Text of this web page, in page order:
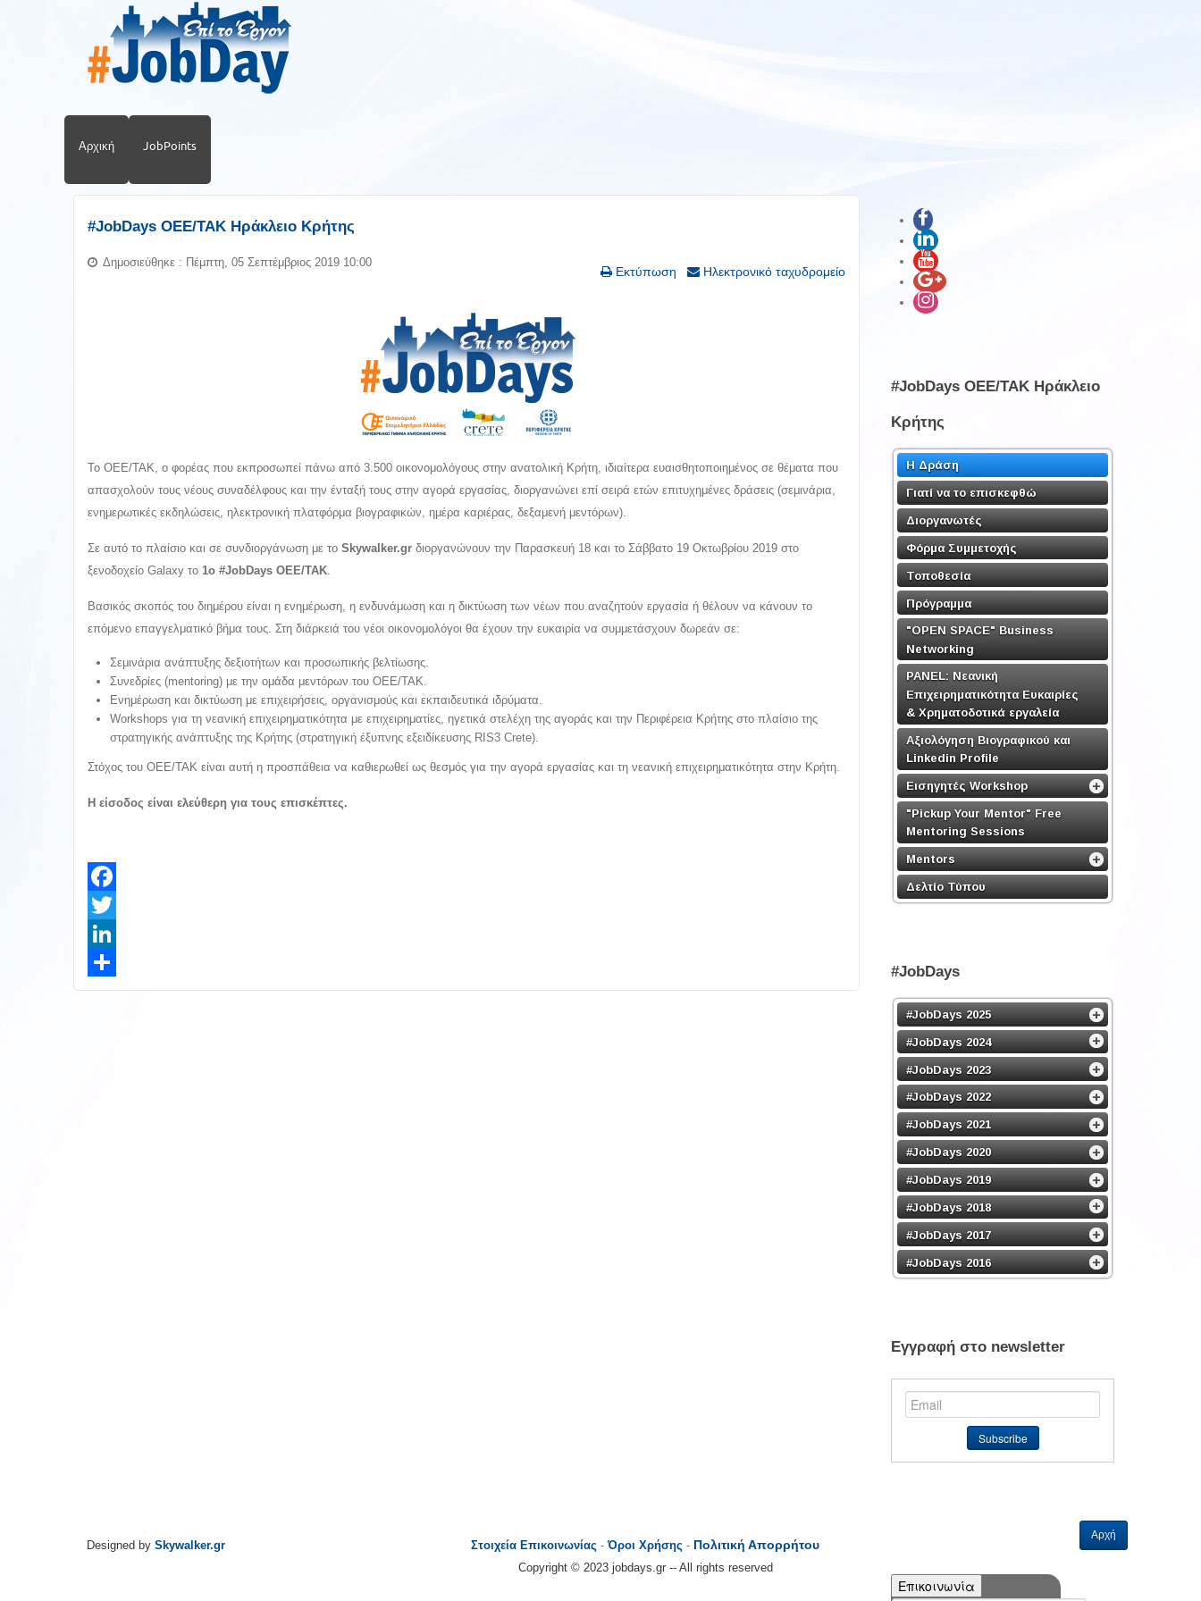
Αρχική JobPoints
#JobDays OEE/TAK Ηράκλειο Κρήτης
Εκτύπωση Ηλεκτρονικό ταχυδρομείο
Δημοσιεύθηκε : Πέμπτη, 05 Σεπτέμβριος 2019 10:00
Το ΟΕΕ/ΤΑΚ, ο φορέας που εκπροσωπεί πάνω από 3.500 οικονομολόγους στην ανατολική Κρήτη, ιδιαίτερα ευαισθητοποιημένος σε θέματα που
απασχολούν τους νέους συναδέλφους και την ένταξή τους στην αγορά εργασίας, διοργανώνει επί σειρά ετών επιτυχημένες δράσεις (σεμινάρια,
ενημερωτικές εκδηλώσεις, ηλεκτρονική πλατφόρμα βιογραφικών, ημέρα καριέρας, δεξαμενή μεντόρων).
Σε αυτό το πλαίσιο και σε συνδιοργάνωση με το Skywalker.gr διοργανώνουν την Παρασκευή 18 και το Σάββατο 19 Οκτωβρίου 2019 στο
ξενοδοχείο Galaxy το 1ο #JobDays OEE/TAK.
Βασικός σκοπός του διημέρου είναι η ενημέρωση, η ενδυνάμωση και η δικτύωση των νέων που αναζητούν εργασία ή θέλουν να κάνουν το
επόμενο επαγγελματικό βήμα τους. Στη διάρκειά του νέοι οικονομολόγοι θα έχουν την ευκαιρία να συμμετάσχουν δωρεάν σε:
Σεμινάρια ανάπτυξης δεξιοτήτων και προσωπικής βελτίωσης.
Συνεδρίες (mentoring) με την ομάδα μεντόρων του ΟΕΕ/ΤΑΚ.
Ενημέρωση και δικτύωση με επιχειρήσεις, οργανισμούς και εκπαιδευτικά ιδρύματα.
Workshops για τη νεανική επιχειρηματικότητα με επιχειρηματίες, ηγετικά στελέχη της αγοράς και την Περιφέρεια Κρήτης στο πλαίσιο της
στρατηγικής ανάπτυξης της Κρήτης (στρατηγική έξυπνης εξειδίκευσης RIS3 Crete).
Στόχος του ΟΕΕ/ΤΑΚ είναι αυτή η προσπάθεια να καθιερωθεί ως θεσμός για την αγορά εργασίας και τη νεανική επιχειρηματικότητα στην Κρήτη.
Η είσοδος είναι ελεύθερη για τους επισκέπτες.
Facebook
Twitter
LinkedIn
Share
#JobDays OEE/TAK Ηράκλειο
Κρήτης
Η Δράση
Γιατί να το επισκεφθώ
Διοργανωτές
Φόρμα Συμμετοχής
Τοποθεσία
Πρόγραμμα
"OPEN SPACE" Business
Networking
PANEL: Νεανική
Επιχειρηματικότητα Ευκαιρίες
& Χρηματοδοτικά εργαλεία
Αξιολόγηση Βιογραφικού και
Linkedin Profile
Εισηγητές Workshop
"Pickup Your Mentor" Free
Mentoring Sessions
Mentors
Δελτίο Τύπου
#JobDays
#JobDays 2025
#JobDays 2024
#JobDays 2023
#JobDays 2022
#JobDays 2021
#JobDays 2020
#JobDays 2019
#JobDays 2018
#JobDays 2017
#JobDays 2016
Εγγραφή στο newsletter
Designed by Skywalker.gr Στοιχεία Επικοινωνίας -Όροι Χρήσης - Πολιτική Απορρήτου
Copyright © 2023 jobdays.gr -- All rights reserved
Αρχή